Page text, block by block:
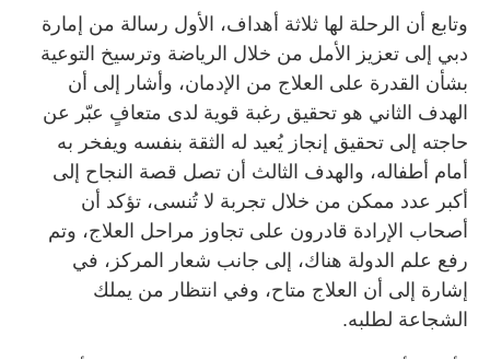
وتابع أن الرحلة لها ثلاثة أهداف، الأول رسالة من إمارة
دبي إلى تعزيز الأمل من خلال الرياضة وترسيخ التوعية
بشأن القدرة على العلاج من الإدمان، وأشار إلى أن
الهدف الثاني هو تحقيق رغبة قوية لدى متعافٍ عبّر عن
حاجته إلى تحقيق إنجاز يُعيد له الثقة بنفسه ويفخر به
أمام أطفاله، والهدف الثالث أن تصل قصة النجاح إلى
أكبر عدد ممكن من خلال تجربة لا تُنسى، تؤكد أن
أصحاب الإرادة قادرون على تجاوز مراحل العلاج، وتم
رفع علم الدولة هناك، إلى جانب شعار المركز، في
إشارة إلى أن العلاج متاح، وفي انتظار من يملك
الشجاعة لطلبه.